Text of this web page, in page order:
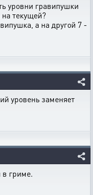
уровни гравипушки
на текущей?
а на другой 7 -
уровень заменяет
в гриме.